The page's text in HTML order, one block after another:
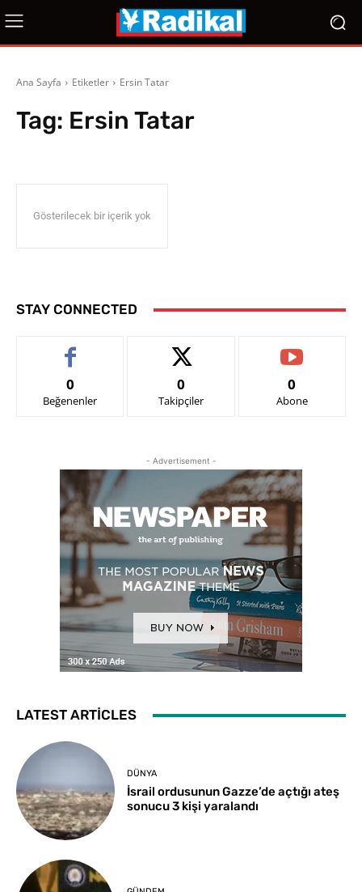
Ana Sayfa Etiketler Ersin Tatar
Tag: Ersin Tatar
Gösterilecek bir içerik yok
STAY CONNECTED
0
Beğenenler
0
Takipçiler
0
Abone
- Advertisement -
LATEST ARTICLES
DÜNYA
İsrail ordusunun Gazze’de açtığı ateş
sonucu 3 kişi yaralandı